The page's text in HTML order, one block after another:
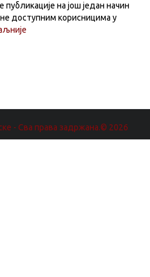
публикације на још један начин
доступним корисницима у
- Сва права задржана.© 2026